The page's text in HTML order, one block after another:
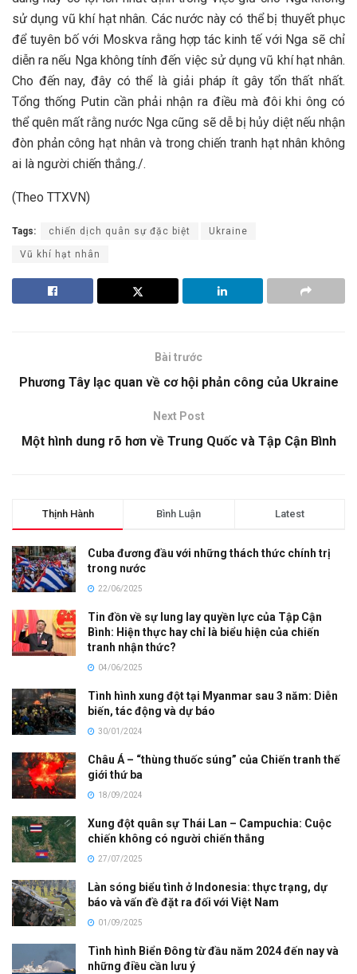
sử dụng vũ khí hạt nhân. Các nước này có thể bị thuyết phục
để tuyên bố với Moskva rằng hợp tác kinh tế với Nga sẽ chỉ
diễn ra nếu Nga không tính đến việc sử dụng vũ khí hạt nhân.
Cho đến nay, đây có thể là giải pháp ít gây tổn thất nhất.
Tổng thống Putin cần phải nhận ra điều mà đôi khi ông có
thể quên mất rằng nước Nga cũng sẽ dễ bị hủy diệt nếu nhận
đòn phản công hạt nhân và trong chiến tranh hạt nhân không
ai là người chiến thắng./.
(Theo TTXVN)
Tags: chiến dịch quân sự đặc biệt Ukraine
Vũ khí hạt nhân
Bài trước
Phương Tây lạc quan về cơ hội phản công của Ukraine
Next Post
Một hình dung rõ hơn về Trung Quốc và Tập Cận Bình
Thịnh Hành Bình Luận Latest
Cuba đương đầu với những thách thức chính trị
trong nước
22/06/2025
Tin đồn về sự lung lay quyền lực của Tập Cận
Bình: Hiện thực hay chỉ là biểu hiện của chiến
tranh nhận thức?
04/06/2025
Tình hình xung đột tại Myanmar sau 3 năm: Diễn
biến, tác động và dự báo
30/01/2024
Châu Á – “thùng thuốc súng” của Chiến tranh thế
giới thứ ba
18/09/2024
Xung đột quân sự Thái Lan – Campuchia: Cuộc
chiến không có người chiến thắng
27/07/2025
Làn sóng biểu tình ở Indonesia: thực trạng, dự
báo và vấn đề đặt ra đối với Việt Nam
01/09/2025
Tình hình Biển Đông từ đầu năm 2024 đến nay và
những điều cần lưu ý